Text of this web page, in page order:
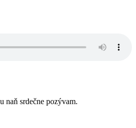
naň srdečne pozývam.